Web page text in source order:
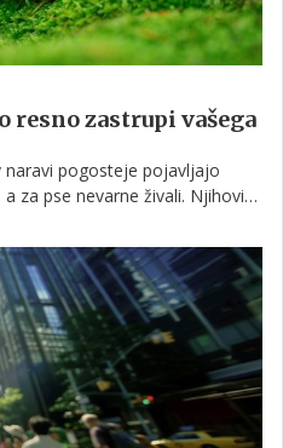
resno zastrupi vašega
naravi pogosteje pojavljajo
za pse nevarne živali. Njihovi
težave. Zato je
kako pravočasno ukrepati.